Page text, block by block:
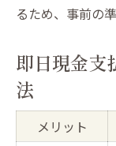
るため、事前の
即日現金支
法
メリット